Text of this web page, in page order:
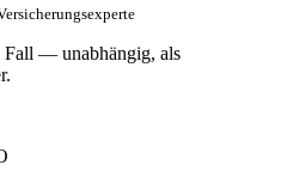
Fall — unabhängig, als